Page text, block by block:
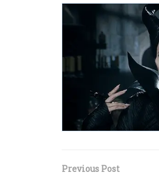
Previous Post